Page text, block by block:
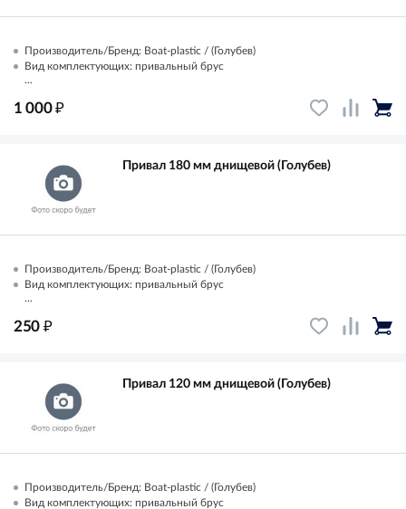
Производитель/Бренд: Boat-plastic / (Голубев)
Вид комплектующих: привальный брус
...
1 000₽
Привал 180 мм днищевой (Голубев)
Производитель/Бренд: Boat-plastic / (Голубев)
Вид комплектующих: привальный брус
...
250 ₽
Привал 120 мм днищевой (Голубев)
Производитель/Бренд: Boat-plastic / (Голубев)
Вид комплектующих: привальный брус